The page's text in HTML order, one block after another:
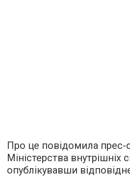
Про це повідомила прес-
Міністерства внутрішніх
опублікувавши